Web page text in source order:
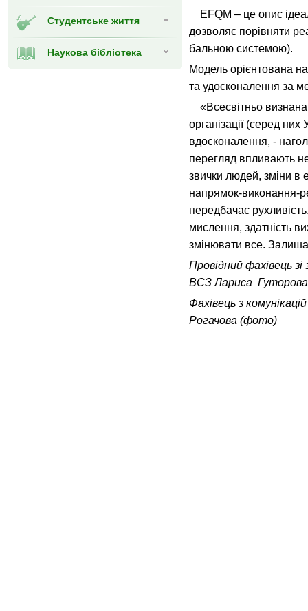
Студентське життя
Наукова бібліотека
EFQM – це опис
дозволяє порівняти
бальною системою).
Модель орієнтована на
та удосконалення за
«Вcесвітньо визнана
організації (серед
вдосконалення, -
перегляд впливають
звички людей, зміни в
напрямок-виконання-
передбачає рухливість,
мислення, здатність
змінювати все.
Провідний фахівець
ВСЗ Лариса Гуторова
Фахівець з
Рогачова (фото)